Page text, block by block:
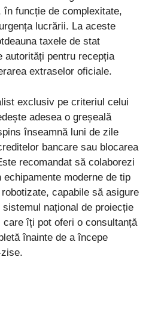
în funcție de complexitate,
lucrării. La aceste
taxele de stat
autorități pentru recepția
extraselor oficiale.
exclusiv pe criteriul celui
adesea o greșeală
înseamnă luni de zile
bancare sau blocarea
recomandat să colaborezi
moderne de tip
capabile să asigure
național de proiecție
care îți pot oferi o consultanță
înainte de a începe